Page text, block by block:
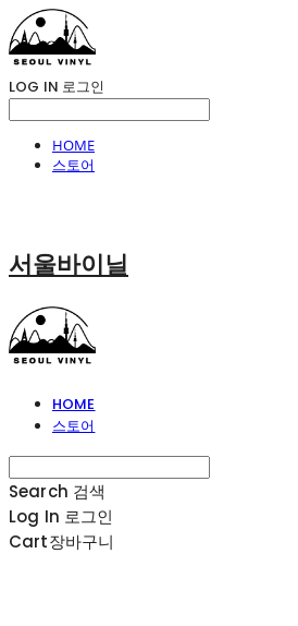
LOG IN 로그인
HOME
스토어
서울바이닐
HOME
스토어
Search 검색
Log In 로그인
Cart장바구니